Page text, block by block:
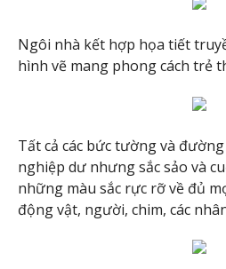
Ngôi nhà kết hợp họa tiết
hình vẽ mang phong cách trẻ
Tất cả các bức tường và
nghiệp dư nhưng sắc sảo và
những màu sắc rực rỡ về đủ
động vật, người, chim, các